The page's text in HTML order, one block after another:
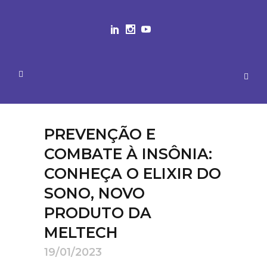
PREVENÇÃO E
COMBATE À INSÔNIA:
CONHEÇA O ELIXIR DO
SONO, NOVO
PRODUTO DA
MELTECH
19/01/2023